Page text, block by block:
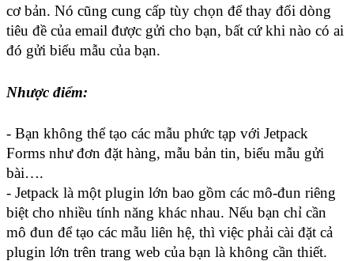
cơ bản. Nó cũng cung cấp tùy chọn để thay đổi dòng
tiêu đề của email được gửi cho bạn, bất cứ khi nào có ai
đó gửi biểu mẫu của bạn.
Nhược điểm:
- Bạn không thể tạo các mẫu phức tạp với Jetpack
Forms như đơn đặt hàng, mẫu bản tin, biểu mẫu gửi
bài….
- Jetpack là một plugin lớn bao gồm các mô-đun riêng
biệt cho nhiều tính năng khác nhau. Nếu bạn chỉ cần
mô đun để tạo các mẫu liên hệ, thì việc phải cài đặt cả
plugin lớn trên trang web của bạn là không cần thiết.